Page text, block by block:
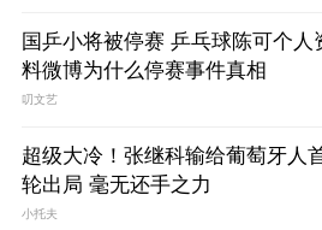
国乒小将被停赛 乒乓球陈可个人
料微博为什么停赛事件真相
叨文艺
超级大冷！张继科输给葡萄牙人
轮出局 毫无还手之力
小托夫